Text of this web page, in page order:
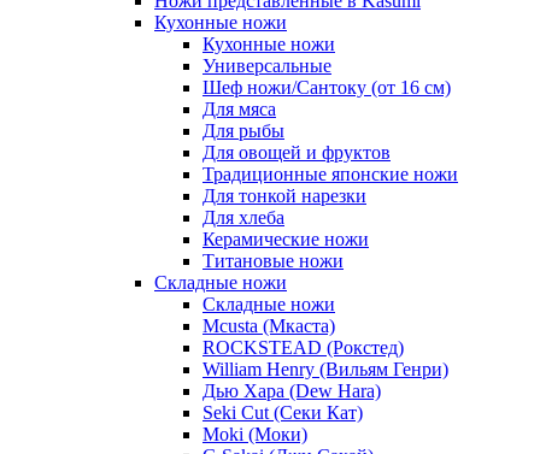
Кухонные ножи
Кухонные ножи
Универсальные
Шеф ножи/Сантоку (от 16 см)
Для мяса
Для рыбы
Для овощей и фруктов
Традиционные японские ножи
Для тонкой нарезки
Для хлеба
Керамические ножи
Титановые ножи
Складные ножи
Складные ножи
Mcusta (Мкаста)
ROCKSTEAD (Рокстед)
William Henry (Вильям Генри)
Дью Хара (Dew Hara)
Seki Cut (Секи Кат)
Moki (Моки)